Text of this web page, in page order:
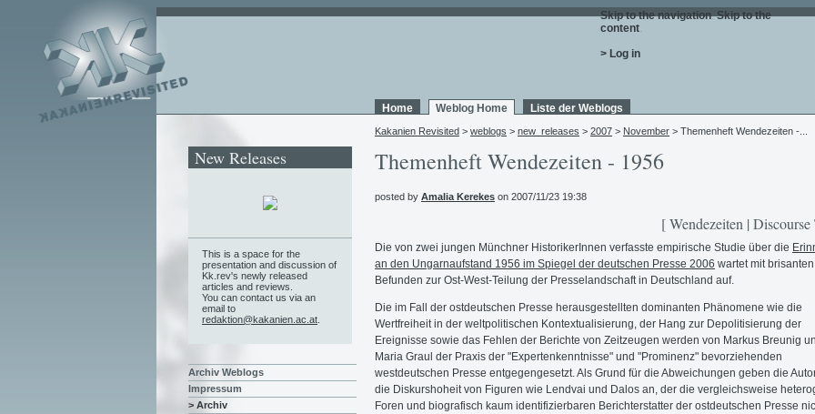
Skip to the navigation. Skip to the
content.
> Log in
Home Weblog Home Liste der Weblogs
Kakanien Revisited > weblogs > new_releases > 2007 > November > Themenheft Wendezeiten -...
Themenheft Wendezeiten - 1956
posted by Amalia Kerekes on 2007/11/23 19:38
[ Wendezeiten |
Die von zwei jungen Münchner HistorikerInnen verfasste empirische Studie über die
an den Ungarnaufstand 1956 im Spiegel der deutschen Presse 2006 wartet mit brisanten
Befunden zur Ost-West-Teilung der Presselandschaft in Deutschland auf.
Die im Fall der ostdeutschen Presse herausgestellten dominanten Phänomene wie die
Wertfreiheit in der weltpolitischen Kontextualisierung, der Hang zur Depolitisierung der
Ereignisse sowie das Fehlen der Berichte von Zeitzeugen werden von Markus Breunig
Maria Graul der Praxis der "Expertenkenntnisse" und "Prominenz" bevorziehenden
westdeutschen Presse entgegengesetzt. Als Grund für die Abweichungen geben die
die Diskurshoheit von Figuren wie Lendvai und Dalos an, der die vergleichsweise
Foren und biografisch kaum identifizierbaren Berichterstatter der ostdeutschen Presse
New Releases
This is a space for the
presentation and discussion of
Kk.rev's newly released
articles and reviews.
You can contact us via an
email to
redaktion@kakanien.ac.at
Archiv Weblogs
Impressum
> Archiv